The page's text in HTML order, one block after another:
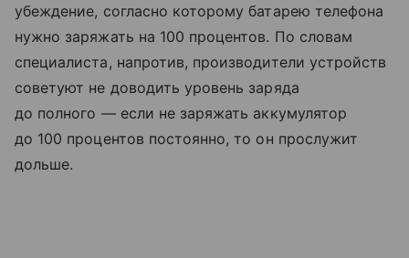
убеждение, согласно которому батарею телефона
нужно заряжать на 100 процентов. По словам
специалиста, напротив, производители устройств
советуют не доводить уровень заряда
до полного — если не заряжать аккумулятор
до 100 процентов постоянно, то он прослужит
дольше.